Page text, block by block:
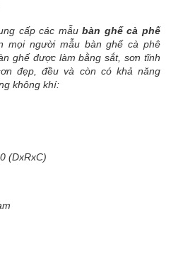
cấp các mẫubàn ghế cà phế
mọi người mẫu bàn ghế cà phê
ghế được làm bằng sắt, sơn tĩnh
đẹp, đều và còn có khả năng
không khí:
(DxRxC)